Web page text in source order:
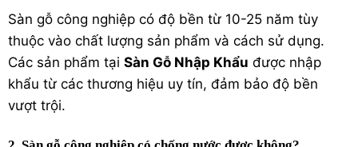
Sàn gỗ công nghiệp có độ bền từ 10-25 năm tùy
thuộc vào chất lượng sản phẩm và cách sử dụng.
Các sản phẩm tại Sàn Gỗ Nhập Khẩu được nhập
khẩu từ các thương hiệu uy tín, đảm bảo độ bền
vượt trội.